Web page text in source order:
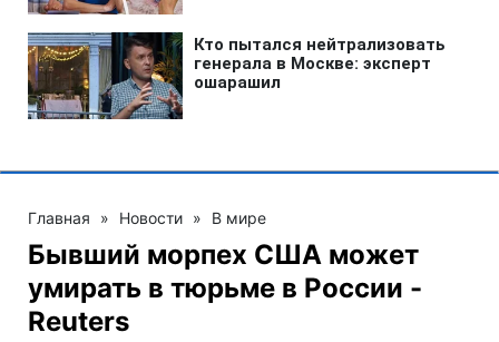
Главная » Новости » В мире
Бывший морпех США может
умирать в тюрьме в России -
Reuters